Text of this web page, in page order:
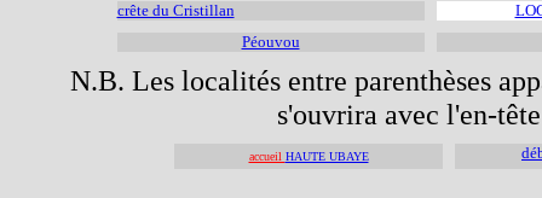
crête du Cristillan
Péouvou
N.B. Les localités entre parenthèses
s'ouvrira avec l'en-
accueil HAUTE UBAYE